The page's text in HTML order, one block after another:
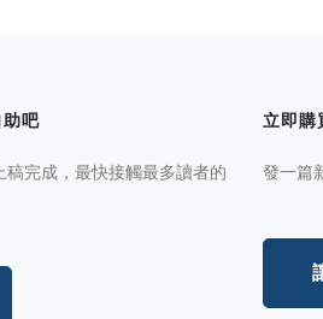
吧
完成，最快接觸最多讀者的
立即購
發一篇